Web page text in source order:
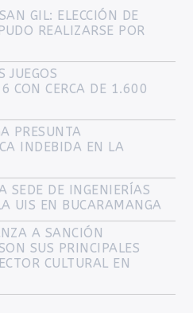
GIL: ELECCIÓN DE
REALIZARSE POR
JUEGOS
CON CERCA DE 1.600
PRESUNTA
INDEBIDA EN LA
SEDE DE INGENIERÍAS
UIS EN BUCARAMANGA
A SANCIÓN
SUS PRINCIPALES
CULTURAL EN